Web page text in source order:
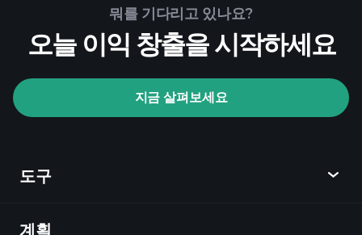
Playtrade Tournaments
추천된 중개인
Playtrade Tournaments
포트폴리오
뭐를 기다리고 있나요?
오늘 이익 창출을 시작하세요
지금 살펴보세요
도구
발견
계획